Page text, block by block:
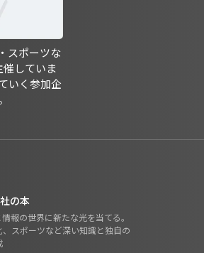
スポーツな
していま
いく参加企
の本
報の世界に新たな光を当てる。
、スポーツなど深い知識と独自の